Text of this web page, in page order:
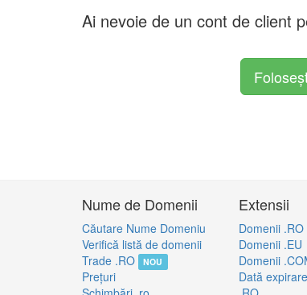
Ai nevoie de un cont de client
Nume de Domenii
Căutare Nume Domeniu
Verifică listă de domenii
Trade .RO
NOU
Preţuri
Extensii
Domenii .RO
Domenii .EU
Domenii
Dată